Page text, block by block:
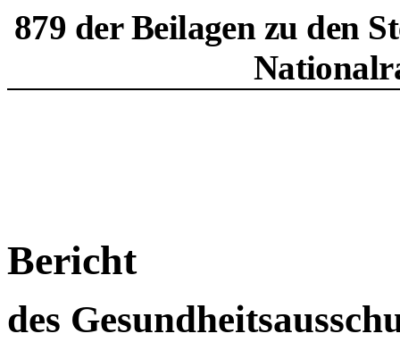
879 der Beilagen zu den
Bericht
des